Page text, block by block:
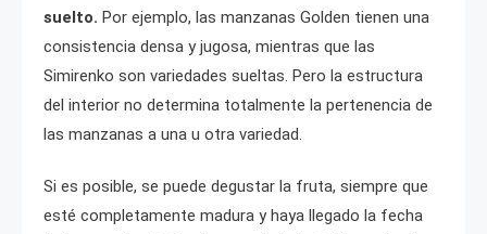
suelto. Por ejemplo, las manzanas Golden tienen una
consistencia densa y jugosa, mientras que las
Simirenko son variedades sueltas. Pero la estructura
del interior no determina totalmente la pertenencia de
las manzanas a una u otra variedad.
Si es posible, se puede degustar la fruta, siempre que
esté completamente madura y haya llegado la fecha